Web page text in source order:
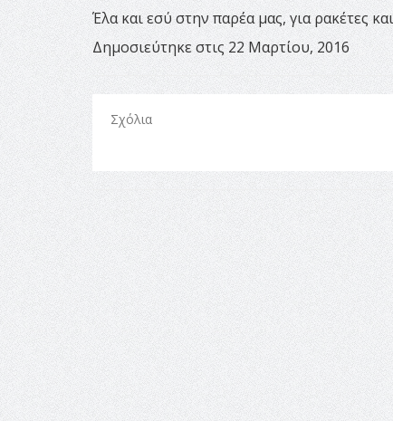
Έλα και εσύ στην παρέα μας, για ρακέτες
Δημοσιεύτηκε στις 22 Μαρτίου, 2016
Σχόλια